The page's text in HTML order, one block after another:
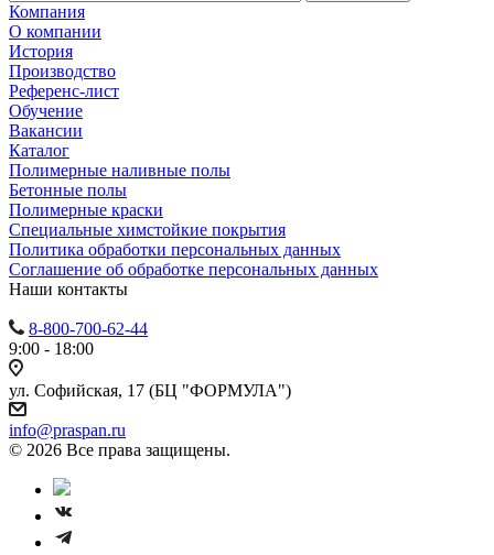
Компания
О компании
История
Производство
Референс-лист
Обучение
Вакансии
Каталог
Полимерные наливные полы
Бетонные полы
Полимерные краски
Специальные химстойкие покрытия
Политика обработки персональных данных
Cоглашение об обработке персональных данных
Наши контакты
8-800-700-62-44
9:00 - 18:00
ул. Софийская, 17 (БЦ "ФОРМУЛА")
info@praspan.ru
© 2026 Все права защищены.